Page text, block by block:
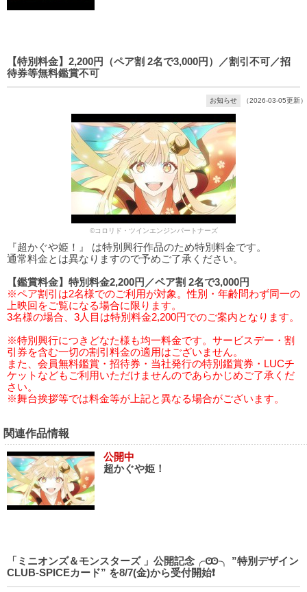
【特別料金】2,200円（ペア割 2名で3,000円）／割引不可／招
待券等無料鑑賞不可
お知らせ （2026-03-05更新）
©コロリド・ツインエンジンパートナーズ
『超かぐや姫！』 は特別興行作品のため特別料金です。
通常料金とは異なりますので予めご了承ください。
【鑑賞料金】特別料金2,200円／ペア割 2名で3,000円
※ペア割引は2名様でのご利用が対象。性別・年齢問わず同一の
上映回をご覧になる場合に限ります。
3名様の場合、3人目は特別料金2,200円でのご案内となります。
※特別興行につきどなた様も均一料金です。サービスデー・割
引券を含む一切の割引料金の適用はございません。
また、会員無料鑑賞・招待券・当社発行の特別鑑賞券・LUCチ
ケットなどもご利用いただけませんのであらかじめご了承くだ
さい。
※舞台挨拶等では料金等が上記と異なる場合がございます。
関連作品情報
公開中
超かぐや姫！
「ミニオンズ＆モンスターズ 」公開記念╭Ꙭ╮ ”特別デザイン
CLUB-SPICEカード” を8/7(金)から受付開始❗️